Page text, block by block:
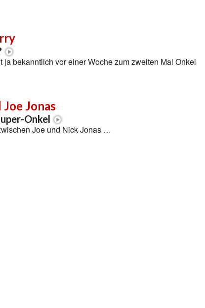
ja bekanntlich vor einer Woche zum zweiten Mal Onkel
Jonas
Onkel
Joe und Nick Jonas …